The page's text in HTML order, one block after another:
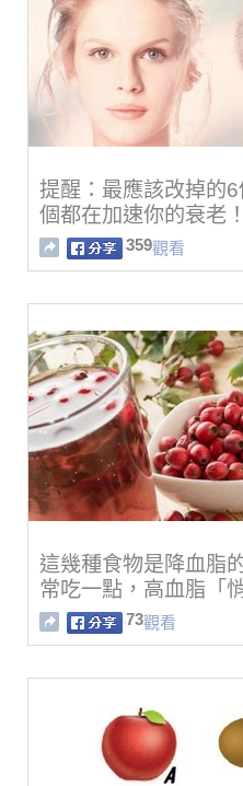
提醒：最應該改掉的
個都在加速你的衰老！
359觀看
這幾種食物是降血脂
常吃一點，高血脂「
73觀看